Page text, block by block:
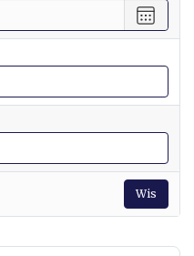
vanaf
een
tot
met
Wis